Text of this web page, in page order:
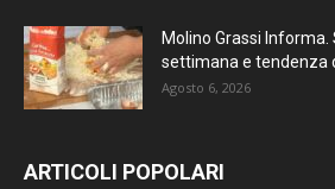
Molino Grassi
settimana e tendenza
Agosto 6, 2026
ARTICOLI POPOLARI